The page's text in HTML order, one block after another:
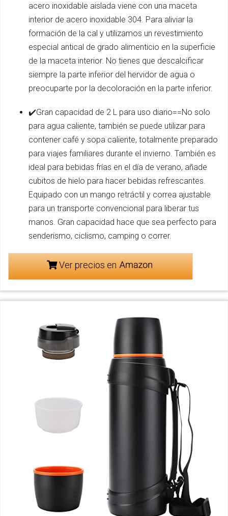
acero inoxidable aislada viene con una maceta
interior de acero inoxidable 304. Para aliviar la
formación de la cal y utilizamos un revestimiento
especial antical de grado alimenticio en la superficie
de la maceta interior. No tienes que descalcificar
siempre la parte inferior del hervidor de agua o
preocuparte por la decoloración en la parte inferior.
✔️Gran capacidad de 2 L para uso diario==No solo
para agua caliente, también se puede utilizar para
contener café y sopa caliente, totalmente preparado
para viajes familiares durante el invierno. También es
ideal para bebidas frías en el día de verano, añade
cubitos de hielo para hacer bebidas refrescantes.
Equipado con un mango retráctil y correa ajustable
para un transporte convencional para liberar tus
manos. Gran capacidad hace que sea perfecto para
senderismo, ciclismo, camping o correr.
Ver precios en